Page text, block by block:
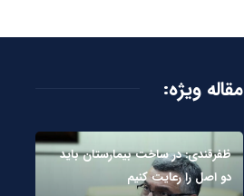
مقاله ویژه:
ظفرقندی: در ساخت بیمارستان باید
دو اصل را رعایت کنیم